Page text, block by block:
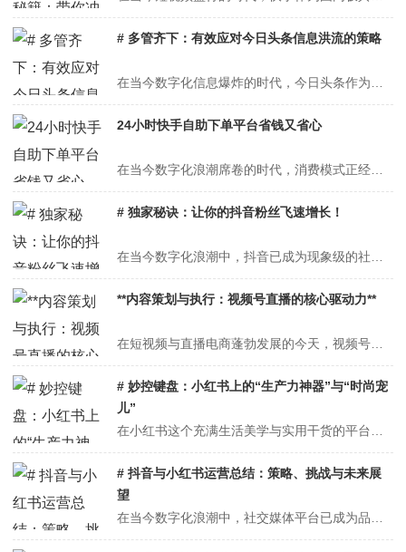
# 多管齐下：有效应对今日头条信息洪流的策略
24小时快手自助下单平台省钱又省心
# 独家秘诀：让你的抖音粉丝飞速增长！
**内容策划与执行：视频号直播的核心驱动力**
# 妙控键盘：小红书上的“生产力神器”与“时尚宠
儿”
# 抖音与小红书运营总结：策略、挑战与未来展
望